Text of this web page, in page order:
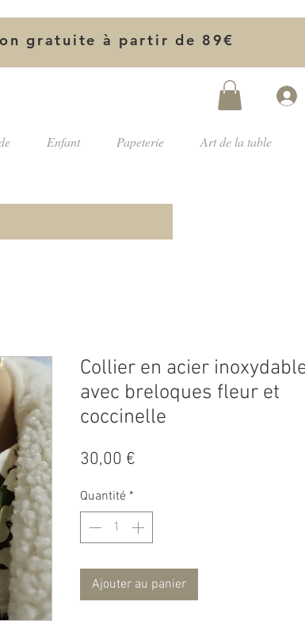
gratuite à partir de 89€
Enfant Papeterie Art de la table
Collier en acier
avec breloques fleur et
coccinelle
30,00 €
Quantité *
Ajouter au panier